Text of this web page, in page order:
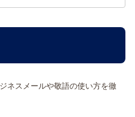
ネスメールや敬語の使い方を徹